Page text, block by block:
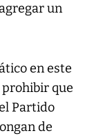
un
en este
que
Partido
de